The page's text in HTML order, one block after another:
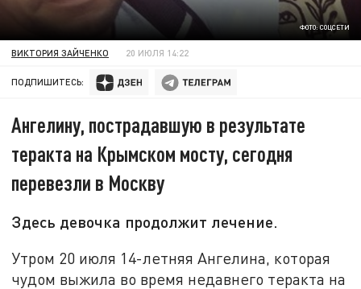
ФОТО: СОЦСЕТИ
ВИКТОРИЯ ЗАЙЧЕНКО 20 ИЮЛЯ 14:22
ПОДПИШИТЕСЬ:
Ангелину, пострадавшую в результате
теракта на Крымском мосту, сегодня
перевезли в Москву
Здесь девочка продолжит лечение.
Утром 20 июля 14-летняя Ангелина, которая
чудом выжила во время недавнего теракта на